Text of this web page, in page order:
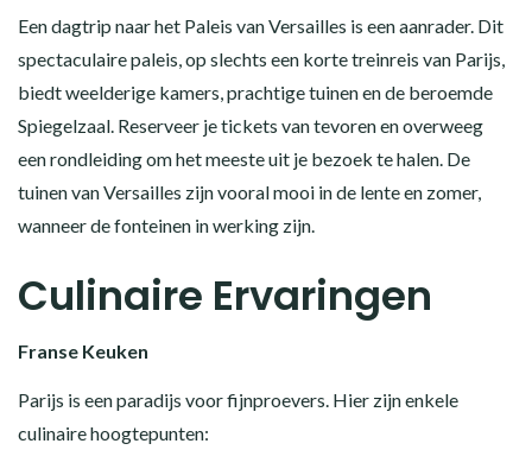
Een dagtrip naar het Paleis van Versailles is een aanrader. Dit
spectaculaire paleis, op slechts een korte treinreis van Parijs,
biedt weelderige kamers, prachtige tuinen en de beroemde
Spiegelzaal. Reserveer je tickets van tevoren en overweeg
een rondleiding om het meeste uit je bezoek te halen. De
tuinen van Versailles zijn vooral mooi in de lente en zomer,
wanneer de fonteinen in werking zijn.
Culinaire Ervaringen
Franse Keuken
Parijs is een paradijs voor fijnproevers. Hier zijn enkele
culinaire hoogtepunten: